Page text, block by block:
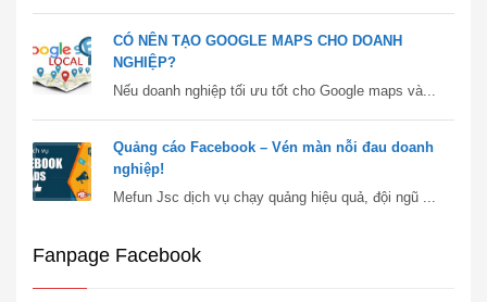
CÓ NÊN TẠO GOOGLE MAPS CHO DOANH
NGHIỆP?
Nếu doanh nghiệp tối ưu tốt cho Google maps và...
Quảng cáo Facebook – Vén màn nỗi đau doanh
nghiệp!
Mefun Jsc dịch vụ chạy quảng hiệu quả, đội ngũ ...
Fanpage Facebook